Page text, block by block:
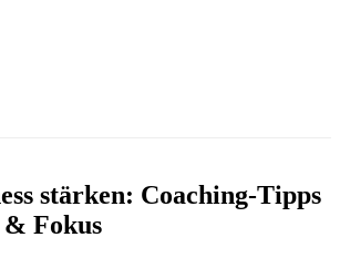
stärken: Coaching-Tipps
Fokus